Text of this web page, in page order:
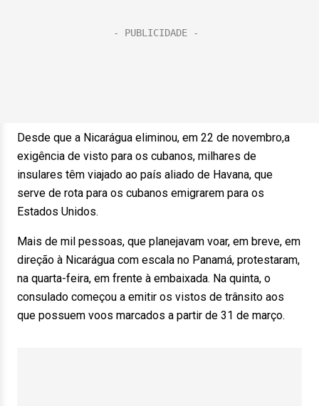
Desde que a Nicarágua eliminou, em 22 de novembro,a
exigência de visto para os cubanos, milhares de
insulares têm viajado ao país aliado de Havana, que
serve de rota para os cubanos emigrarem para os
Estados Unidos.
Mais de mil pessoas, que planejavam voar, em breve, em
direção à Nicarágua com escala no Panamá, protestaram,
na quarta-feira, em frente à embaixada. Na quinta, o
consulado começou a emitir os vistos de trânsito aos
que possuem voos marcados a partir de 31 de março.